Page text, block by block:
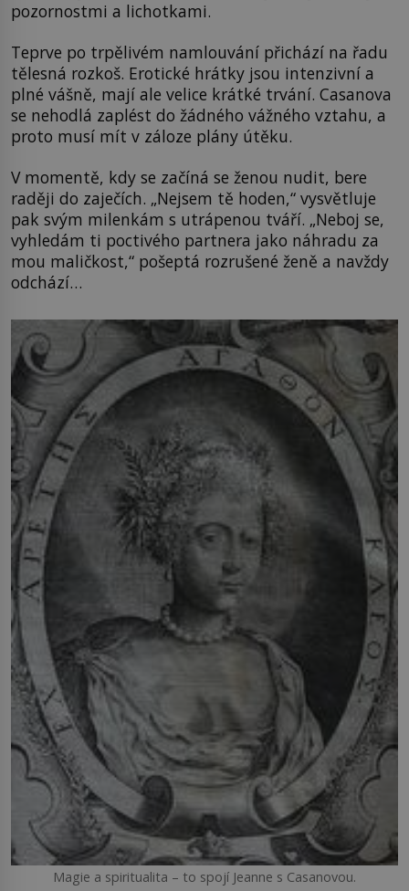
pozornostmi a lichotkami.
Teprve po trpělivém namlouvání přichází na řadu
tělesná rozkoš. Erotické hrátky jsou intenzivní a
plné vášně, mají ale velice krátké trvání. Casanova
se nehodlá zaplést do žádného vážného vztahu, a
proto musí mít v záloze plány útěku.
V momentě, kdy se začíná se ženou nudit, bere
raději do zaječích. „Nejsem tě hoden,“ vysvětluje
pak svým milenkám s utrápenou tváří. „Neboj se,
vyhledám ti poctivého partnera jako náhradu za
mou maličkost,“ pošeptá rozrušené ženě a navždy
odchází…
Magie a spiritualita – to spojí Jeanne s Casanovou.